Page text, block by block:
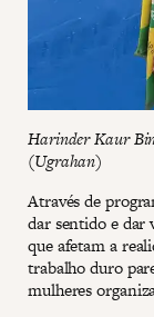
Harinder Kaur
(Ugrahan)
Através de
dar sentido e dar
que afetam a
trabalho duro
mulheres